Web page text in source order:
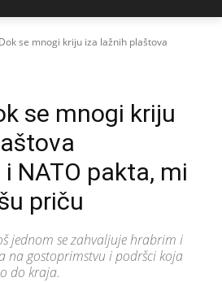
se mnogi kriju iza lažnih plaštova
se mnogi kriju
NATO pakta, mi
priču
jednom se zahvaljuje hrabrim i
na gostoprimstvu i podršci koja
do kraja.